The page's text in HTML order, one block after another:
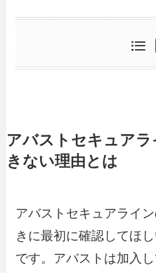
アバストセキュア
きない理由とは
アバストセキュアライ
きに最初に確認してほ
です。アバストは加入